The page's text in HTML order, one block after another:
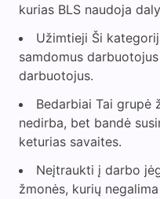
kurias BLS naudoja
Užimtieji Ši
samdomus
darbuotojus.
Bedarbiai Tai grupė
nedirba, bet bandė
keturias savaites.
Neįtraukti į darbo
žmonės, kurių